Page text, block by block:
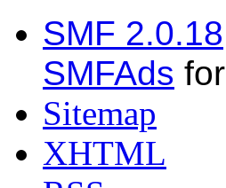
SMF 2.0.18
SMFAds for
Sitemap
XHTML